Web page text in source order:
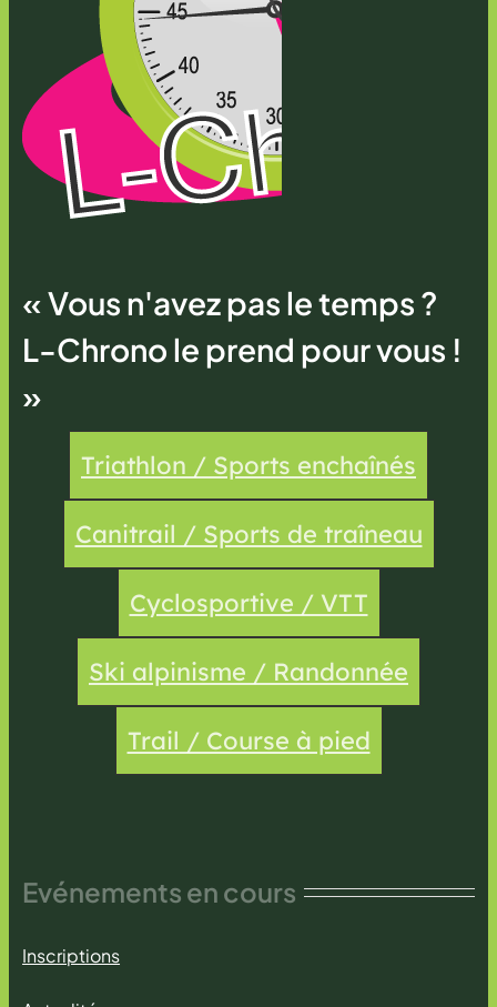
« Vous n'avez pas le temps ?
L-Chrono le prend pour vous !
»
Triathlon / Sports enchaînés
Canitrail / Sports de traîneau
Cyclosportive / VTT
Ski alpinisme / Randonnée
Trail / Course à pied
Evénements en cours
Inscriptions